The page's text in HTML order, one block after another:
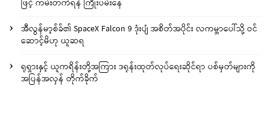
ဖြင့် ကမ်းတက်ရန် ကြိုးပမ်းနေ
အီလွန်မာ့စ်ခ်၏ SpaceX Falcon 9 ဒုံးပျံ အစိတ်အပိုင်း လကမ္ဘာပေါ်သို့ ဝင်
ဆောင့်မိဟု ယူဆရ
ရုရှားနှင့် ယူကရိန်းတို့အကြား ဒရုန်းထုတ်လုပ်ရေးဆိုင်ရာ ပစ်မှတ်များကို
အပြန်အလှန် တိုက်ခိုက်